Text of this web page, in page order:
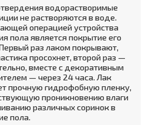
водорастворимые
не растворяются в воде.
операцией устройства
по­ла является покрытие его
раз лаком по­крывают,
просохнет, второй раз —
вместе с декоративным
— через 24 часа. Лак
прочную гидрофобную пленку,
проникновению влаги
различных соринок в
пола.